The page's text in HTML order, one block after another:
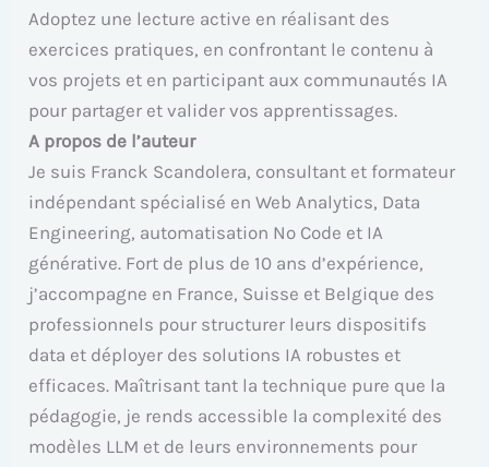
Adoptez une lecture active en réalisant des
exercices pratiques, en confrontant le contenu à
vos projets et en participant aux communautés IA
pour partager et valider vos apprentissages.
A propos de l’auteur
Je suis Franck Scandolera, consultant et formateur
indépendant spécialisé en Web Analytics, Data
Engineering, automatisation No Code et IA
générative. Fort de plus de 10 ans d’expérience,
j’accompagne en France, Suisse et Belgique des
professionnels pour structurer leurs dispositifs
data et déployer des solutions IA robustes et
efficaces. Maîtrisant tant la technique pure que la
pédagogie, je rends accessible la complexité des
modèles LLM et de leurs environnements pour